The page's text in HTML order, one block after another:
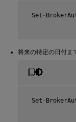
Set -
将来の特定の日付ま
Set -